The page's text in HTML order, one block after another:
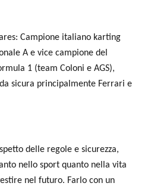
Campione italiano karting
A e vice campione del
1 (team Coloni e AGS),
sicura principalmente Ferrari e
delle regole e sicurezza,
nello sport quanto nella vita
nel futuro. Farlo con un